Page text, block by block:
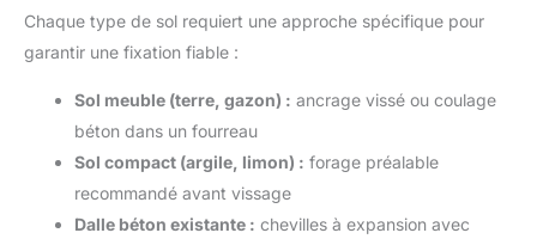
Chaque type de sol requiert une approche spécifique pour
garantir une fixation fiable :
Sol meuble (terre, gazon) : ancrage vissé ou coulage
béton dans un fourreau
Sol compact (argile, limon) : forage préalable
recommandé avant vissage
Dalle béton existante : chevilles à expansion avec